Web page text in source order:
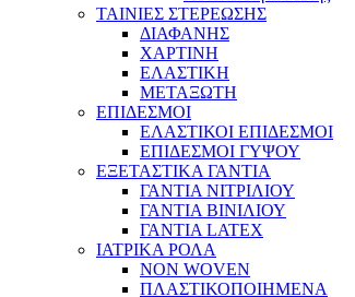
ΤΑΙΝΙΕΣ ΣΤΕΡΕΩΣΗΣ
ΔΙΑΦΑΝΗΣ
ΧΑΡΤΙΝΗ
ΕΛΑΣΤΙΚΗ
ΜΕΤΑΞΩΤΗ
ΕΠΙΔΕΣΜΟΙ
ΕΛΑΣΤΙΚΟΙ ΕΠΙΔΕΣΜΟΙ
ΕΠΙΔΕΣΜΟΙ ΓΥΨΟΥ
ΕΞΕΤΑΣΤΙΚΑ ΓΑΝΤΙΑ
ΓΑΝΤΙΑ ΝΙΤΡΙΛΙΟΥ
ΓΑΝΤΙΑ ΒΙΝΙΛΙΟΥ
ΓΑΝΤΙΑ LATEX
ΙΑΤΡΙΚΑ ΡΟΛΑ
NON WOVEN
ΠΛΑΣΤΙΚΟΠΟΙΗΜΕΝΑ